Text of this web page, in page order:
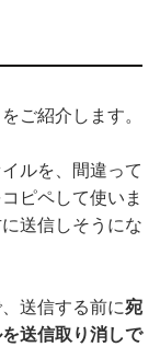
ご紹介します。
ルを、間違って
ピペして使いま
送信しそうにな
送信する前に宛
送信取り消しで